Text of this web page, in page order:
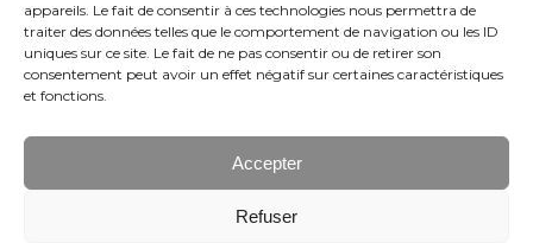
appareils. Le fait de consentir à ces technologies nous permettra de
traiter des données telles que le comportement de navigation ou les ID
uniques sur ce site. Le fait de ne pas consentir ou de retirer son
consentement peut avoir un effet négatif sur certaines caractéristiques
et fonctions.
Accepter
Refuser